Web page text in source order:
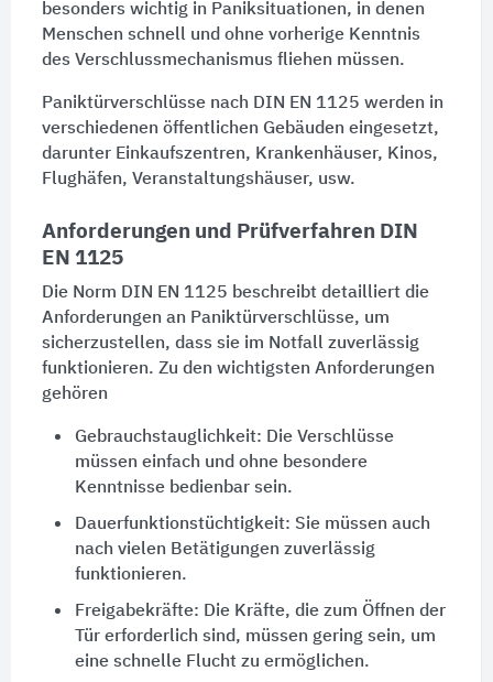
besonders wichtig in Paniksituationen, in denen
Menschen schnell und ohne vorherige Kenntnis
des Verschlussmechanismus fliehen müssen.
Paniktürverschlüsse nach DIN EN 1125 werden in
verschiedenen öffentlichen Gebäuden eingesetzt,
darunter Einkaufszentren, Krankenhäuser, Kinos,
Flughäfen, Veranstaltungshäuser, usw.
Anforderungen und Prüfverfahren DIN
EN 1125
Die Norm DIN EN 1125 beschreibt detailliert die
Anforderungen an Paniktürverschlüsse, um
sicherzustellen, dass sie im Notfall zuverlässig
funktionieren. Zu den wichtigsten Anforderungen
gehören
Gebrauchstauglichkeit: Die Verschlüsse
müssen einfach und ohne besondere
Kenntnisse bedienbar sein.
Dauerfunktionstüchtigkeit: Sie müssen auch
nach vielen Betätigungen zuverlässig
funktionieren.
Freigabekräfte: Die Kräfte, die zum Öffnen der
Türerforderlich sind, müssen gering sein, um
eine schnelle Flucht zu ermöglichen.